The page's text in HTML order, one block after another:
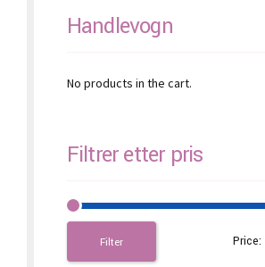
Handlevogn
No products in the cart.
Filtrer etter pris
Filter Price: